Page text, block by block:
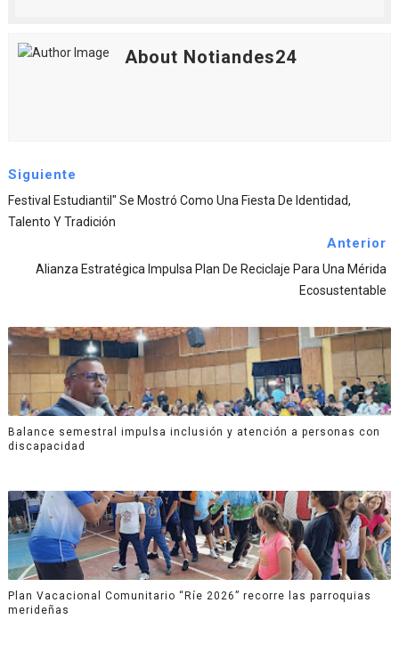
About Notiandes24
Siguiente
Festival Estudiantil" Se Mostró Como Una Fiesta De Identidad,
Talento Y Tradición
Anterior
Alianza Estratégica Impulsa Plan De Reciclaje Para Una Mérida
Ecosustentable
Balance semestral impulsa inclusión y atención a personas con
discapacidad
Plan Vacacional Comunitario “Ríe 2026” recorre las parroquias
merideñas